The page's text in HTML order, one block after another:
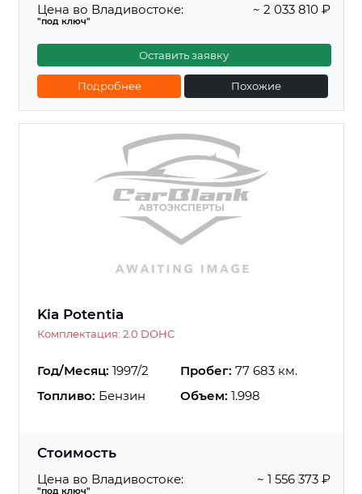
Цена во Владивостоке:
"под ключ"
~ 2 033 810 ₽
Оставить заявку
Подробнее Похожие
Kia Potentia
Комплектация: 2.0 DOHC
Год/Месяц: 1997/2 Пробег: 77 683 км.
Топливо: Бензин Объем: 1.998
Стоимость
Цена во Владивостоке:
"под ключ"
~ 1 556 373 ₽